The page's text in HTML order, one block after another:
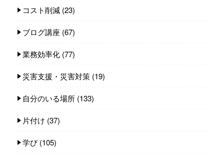
コスト削減 (23)
ブログ講座 (67)
業務効率化 (77)
災害支援・災害対策 (19)
自分のいる場所 (133)
片付け (37)
学び(105)